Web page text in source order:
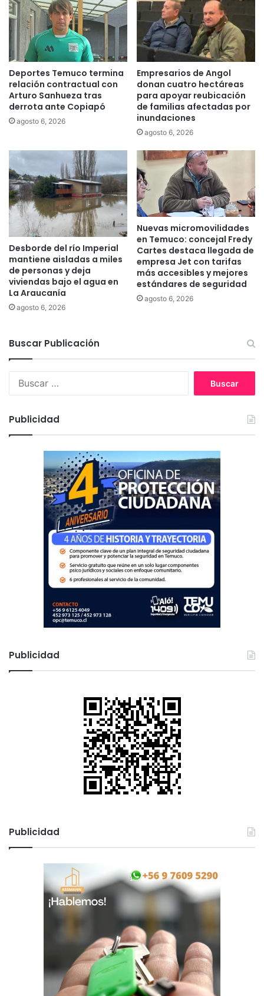
e
a
e
g
i
ó
n
d
A
r
a
u
c
n
í
a
l
a
r
o
e
s
d
e
o
n
c
e
p
c
i
ó
n
e
n
T
u
c
o
Deportes Temuco termina
relación contractual con
Arturo Sanhueza tras
derrota ante Copiapó
agosto 6, 2026
Empresarios de Angol
donan cuatro hectáreas
para apoyar reubicación
de familias afectadas por
inundaciones
agosto 6, 2026
Desborde del río Imperial
mantiene aisladas a miles
de personas y deja
viviendas bajo el agua en
La Araucanía
agosto 6, 2026
Nuevas micromovilidades
en Temuco: concejal Fredy
Cartes destaca llegada de
empresa Jet con tarifas
más accesibles y mejores
estándares de seguridad
agosto 6, 2026
Buscar Publicación
:
Publicidad
Publicidad
Publicidad